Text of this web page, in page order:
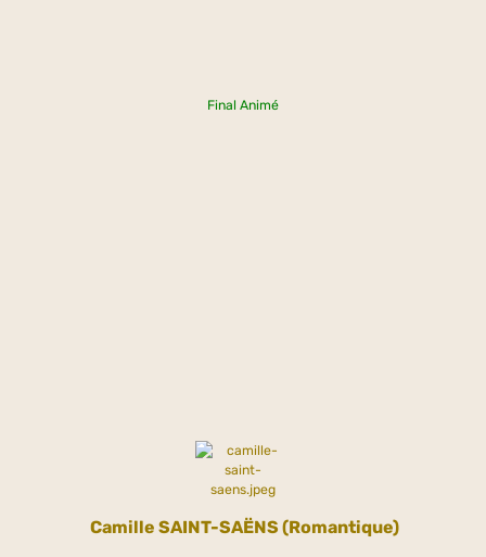
Final Animé
Camille SAINT-SAËNS (Romantique)